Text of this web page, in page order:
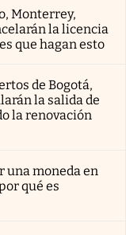
Monterrey,
la licencia
que hagan esto
de Bogotá,
la salida de
la renovación
una moneda en
qué es